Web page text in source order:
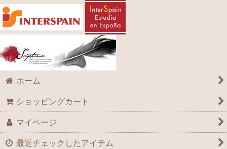
ホーム
ショッピングカート
マイページ
最近チェックしたアイテム